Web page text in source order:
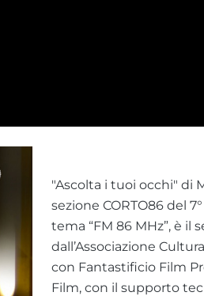
"Ascolta i tuoi occhi" di
sezione CORTO86 del
tema “FM 86 MHz”, è
dall’Associazione
con Fantastificio Film
Film, con il supporto